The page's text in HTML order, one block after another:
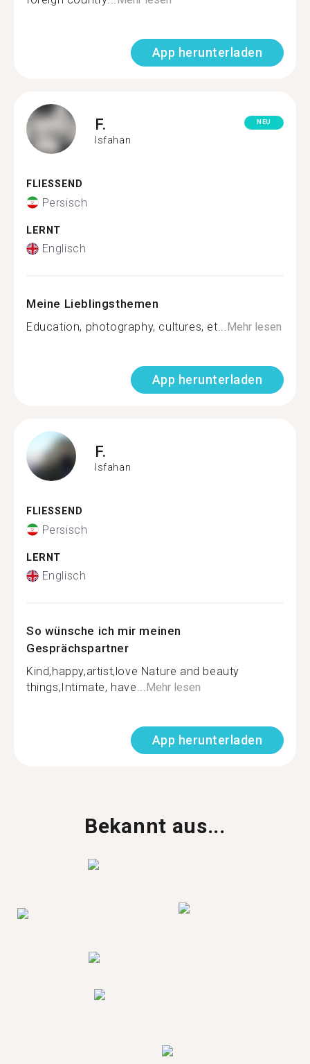
App herunterladen
F.
Isfahan
NEU
FLIESSEND
Persisch
LERNT
Englisch
Meine Lieblingsthemen
Education, photography, cultures, et...Mehr lesen
App herunterladen
F.
Isfahan
FLIESSEND
Persisch
LERNT
Englisch
So wünsche ich mir meinen
Gesprächspartner
Kind,happy,artist,love Nature and beauty
things,Intimate, have...Mehr lesen
App herunterladen
Bekannt aus...